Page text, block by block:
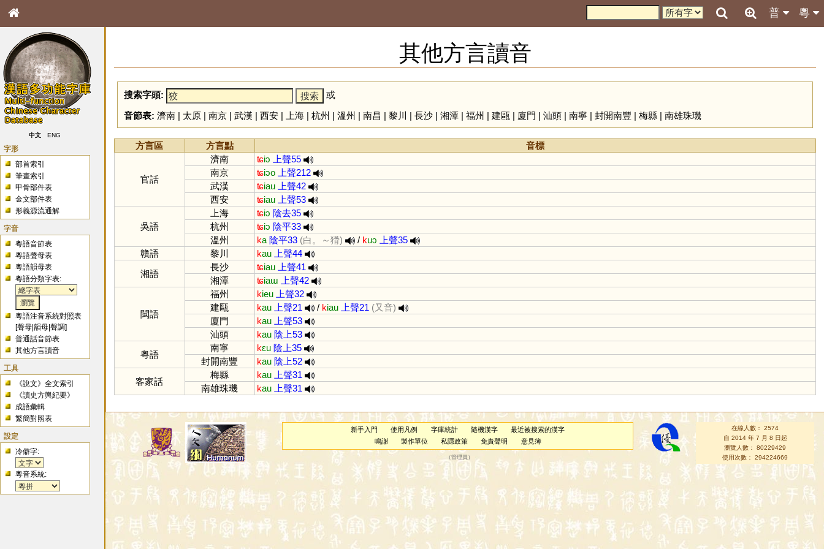
粵
普
中文 ENG
字形
部首索引
筆畫索引
甲骨部件表
金文部件表
形義源流通解
字音
粵語音節表
粵語聲母表
粵語韻母表
粵語分類字表:
粵語注音系統對照表
[聲母 |韻母 |聲調]
普通話音節表
其他方言讀音
工具
《說文》全文索引
《讀史方輿紀要》
成語彙輯
繁簡對照表
設定
冷僻字:
粵音系統:
其他方言讀音
搜索字頭:
或
音節表: 濟南| 太原| 南京| 武漢 | 西安| 上海| 杭州 | 溫州 | 南昌 | 黎川 | 長沙| 湘潭| 福州 | 建甌 | 廈門 | 汕頭| 南寧| 封開南豐 | 梅縣| 南雄珠璣
方言區 方言點 音標
官話
濟南 ʨiɔ
上聲55
南京
ʨiɔo
上聲212
武漢
ʨiau
上聲42
西安
ʨiau 上聲53
吳語
上海 ʨiɔ 陰去35
杭州
ʨiɔ 陰平33
溫州
ka 陰平33 (白。～猾) / kuɔ
上聲35
贛語
黎川 kau
上聲44
湘語
長沙 ʨiau
上聲41
湘潭
ʨiaɯ 上聲42
閩語
福州 kieu
上聲32
建甌
kau 上聲21 / kiau 上聲21 (又音)
廈門
kau
上聲53
汕頭
kau 陰上53
粵語
南寧 kɛu 陰上35
封開南豐
kau 陰上52
客家話
梅縣 kau
上聲31
南雄珠璣
kau 上聲31
新手入門 使用凡例 字庫統計 隨機漢字
最近被搜索的漢字
鳴謝
製作單位 私隱政策 免責聲明 意見簿
（管理員 ）
在線人數： 2574
自 2014 年 7 月 8 日起
瀏覽人數： 80229429
使用次數： 294224669